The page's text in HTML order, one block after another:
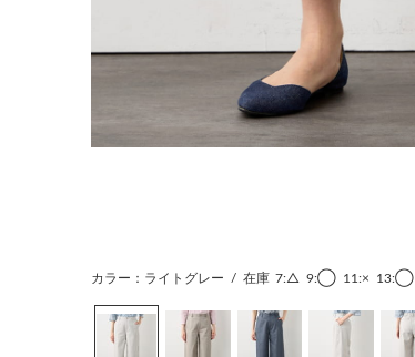
カラー：ライトグレー / 在庫 7:△ 9:◯ 11:× 13:◯